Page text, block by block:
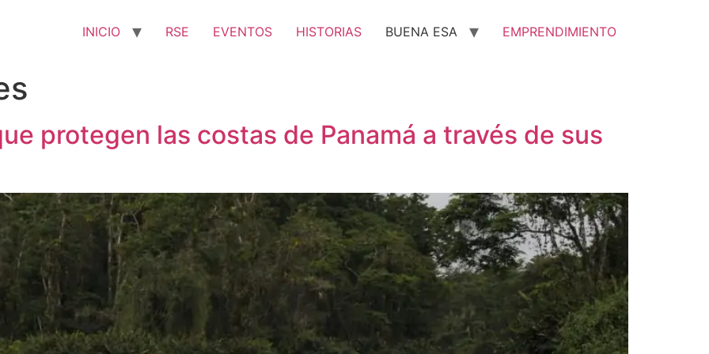
INICIO RSE EVENTOS HISTORIAS BUENA ESA EMPRENDIMIENTO
protegen las costas de Panamá a través de sus